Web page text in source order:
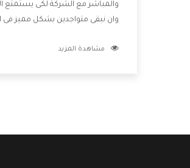
والمباشر مع الشركة لكى يستمتع
وان نبقى متواجدين بشكل مميز
بالخدمات التى تنفرد الشركة بها
مشاهدة المزيد